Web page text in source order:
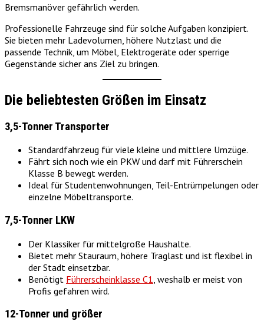
Bremsmanöver gefährlich werden.
Professionelle Fahrzeuge sind für solche Aufgaben konzipiert.
Sie bieten mehr Ladevolumen, höhere Nutzlast und die
passende Technik, um Möbel, Elektrogeräte oder sperrige
Gegenstände sicher ans Ziel zu bringen.
Die beliebtesten Größen im Einsatz
3,5-Tonner Transporter
Standardfahrzeug für viele kleine und mittlere Umzüge.
Fährt sich noch wie ein PKW und darf mit Führerschein
Klasse B bewegt werden.
Ideal für Studentenwohnungen, Teil-Entrümpelungen oder
einzelne Möbeltransporte.
7,5-Tonner LKW
Der Klassiker für mittelgroße Haushalte.
Bietet mehr Stauraum, höhere Traglast und ist flexibel in
der Stadt einsetzbar.
Benötigt Führerscheinklasse C1 , weshalb er meist von
Profis gefahren wird.
12-Tonner und größer